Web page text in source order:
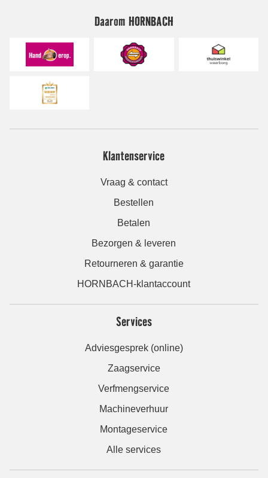
Daarom HORNBACH
Klantenservice
Vraag & contact
Bestellen
Betalen
Bezorgen & leveren
Retourneren & garantie
HORNBACH-klantaccount
Services
Adviesgesprek (online)
Zaagservice
Verfmengservice
Machineverhuur
Montageservice
Alle services